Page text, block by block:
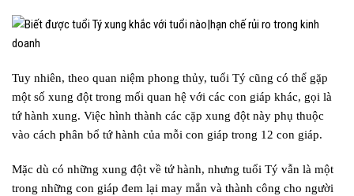
Tuy nhiên, theo quan niệm phong thủy, tuổi Tý cũng có thể gặp
một số xung đột trong mối quan hệ với các con giáp khác, gọi là
tứ hành xung. Việc hình thành các cặp xung đột này phụ thuộc
vào cách phân bổ tứ hành của mỗi con giáp trong 12 con giáp.
Mặc dù có những xung đột về tứ hành, nhưng tuổi Tý vẫn là một
trong những con giáp đem lại may mắn và thành công cho người